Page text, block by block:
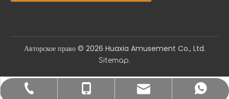
+86-577-67499999
+86-18066498819
sale1@huaxiatoys.com
+8618066498819
Авторское право ©️ 2026 Huaxia Amusement Co., Ltd.
Sitemap.